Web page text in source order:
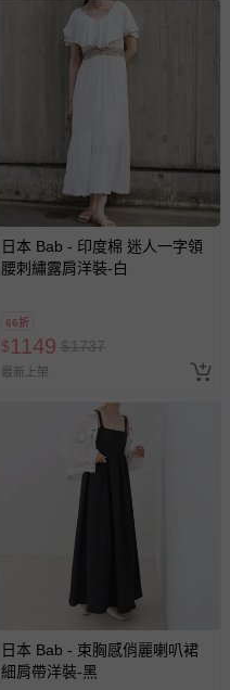
日本 Bab - 印度棉 迷人一字領
腰刺繡露肩洋裝-白
66折
$1149 $1737
最新上架
日本 Bab - 束胸感俏麗喇叭裙
細肩帶洋裝-黑